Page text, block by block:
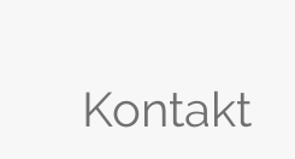
Kontakt